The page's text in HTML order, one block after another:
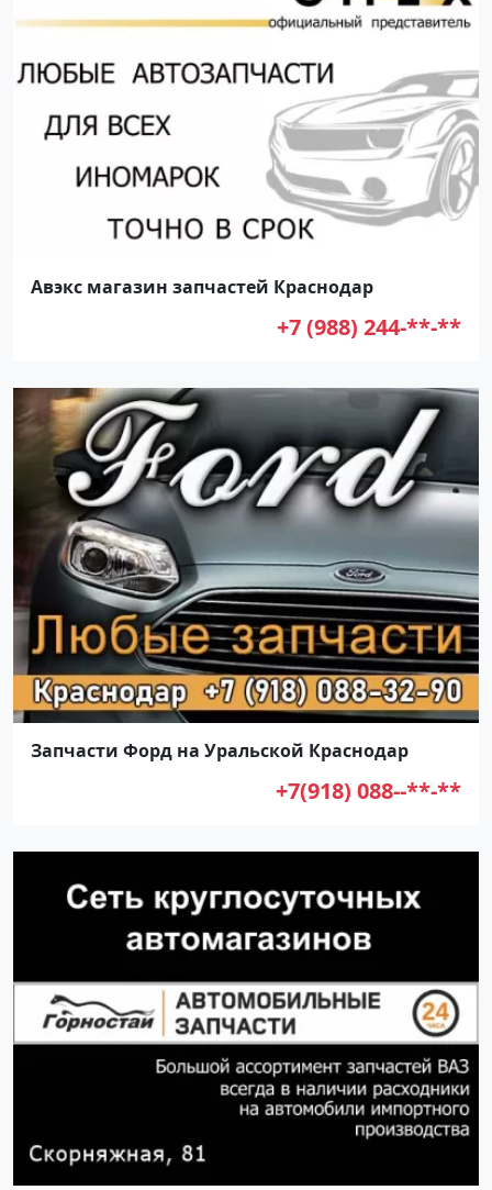
Авэкс магазин запчастей Краснодар
+7 (988) 244-**-**
Запчасти Форд на Уральской Краснодар
+7(918) 088--**-**